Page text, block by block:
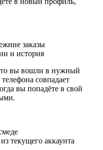
заказы
и история
вы вошли в нужный
совпадает
вы попадёте в свой
текущего аккаунта